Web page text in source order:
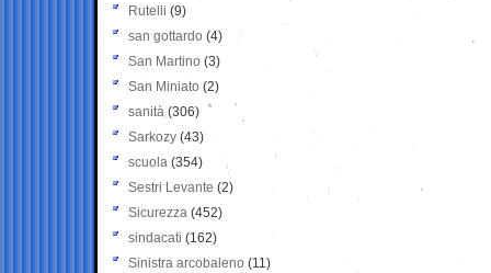
Rutelli (9)
san gottardo (4)
San Martino (3)
San Miniato (2)
sanità (306)
Sarkozy (43)
scuola (354)
Sestri Levante (2)
Sicurezza (452)
sindacati (162)
Sinistra arcobaleno (11)